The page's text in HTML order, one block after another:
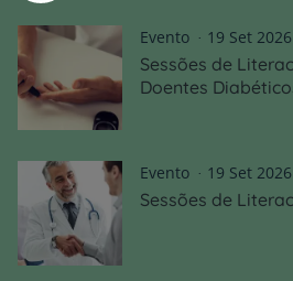
Evento 19 Set 2026
Sessões de
Doentes
Evento 19 Set 2026
Sessões de